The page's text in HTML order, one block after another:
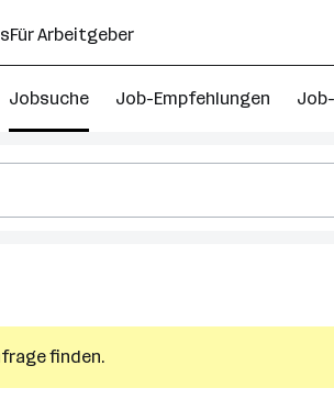
Für Arbeitgeber
Jobsuche Job-Empfehlungen
finden.